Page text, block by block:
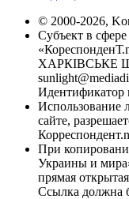
© 2000-2026,
Субъект в
ХАРКІВСЬКЕ
Идентификатор
Использование
сайте,
При
Украины и
прямая
Ссылка должна